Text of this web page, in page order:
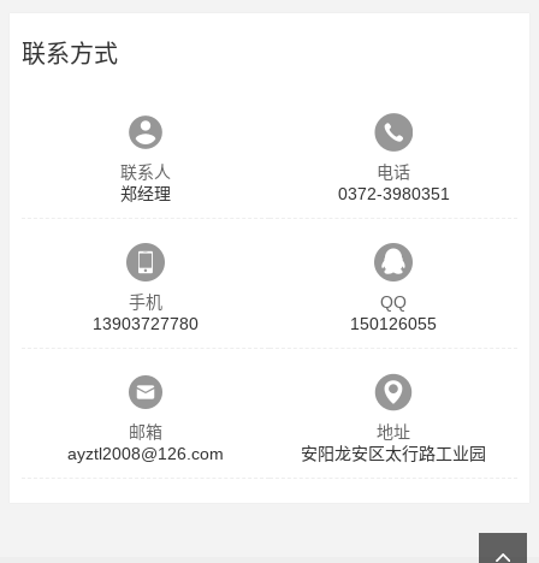
联系方式
联系人
郑经理
电话
0372-3980351
手机
13903727780
QQ
150126055
邮箱
ayztl2008@126.com
地址
安阳龙安区太行路工业园